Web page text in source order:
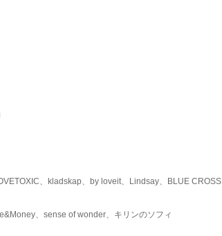
、kladskap、by loveit、Lindsay、BLUE CROSS
、sense of wonder、キリンのソフィ